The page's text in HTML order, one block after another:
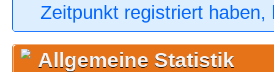
Zeitpunkt registriert
Allgemeine Statistik